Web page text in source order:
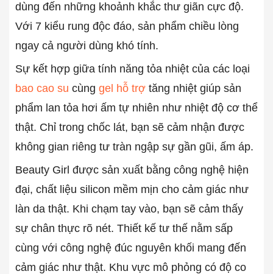
dùng đến những khoảnh khắc thư giãn cực độ.
Với 7 kiểu rung độc đáo, sản phẩm chiều lòng
ngay cả người dùng khó tính.
Sự kết hợp giữa tính năng tỏa nhiệt của các loại
bao cao su cùng gel hỗ trợ tăng nhiệt giúp sản
phẩm lan tỏa hơi ấm tự nhiên như nhiệt độ cơ thể
thật. Chỉ trong chốc lát, bạn sẽ cảm nhận được
không gian riêng tư tràn ngập sự gần gũi, ấm áp.
Beauty Girl được sản xuất bằng công nghệ hiện
đại, chất liệu silicon mềm mịn cho cảm giác như
làn da thật. Khi chạm tay vào, bạn sẽ cảm thấy
sự chân thực rõ nét. Thiết kế tư thế nằm sấp
cùng với công nghệ đúc nguyên khối mang đến
cảm giác như thật. Khu vực mô phỏng có độ co